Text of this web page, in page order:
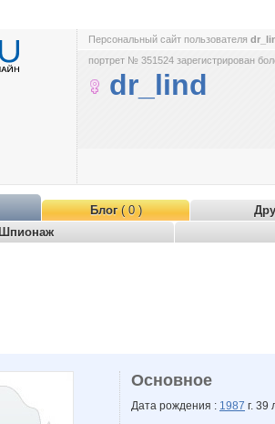
Персональный сайт пользователя
портрет № 351524 зарегистрирован
dr_lind
Блог( 0 )
Шпионаж
Основное
Дата рождения : 1987 г. 39